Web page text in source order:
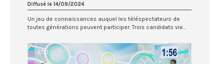
Diffusé le 14/09/2024
Un jeu de connaissances auquel les téléspectateurs de
toutes générations peuvent participer. Trois candidats vie...